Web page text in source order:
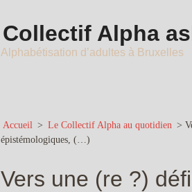
Collectif Alpha
Alphabétisation d’adultes à Bruxelles
Accueil > Le Collectif Alpha au quotidien >
épistémologiques, (…)
Vers une (re ?)